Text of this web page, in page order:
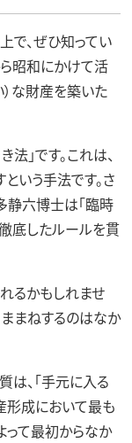
で、ぜひ知ってい
昭和にかけて活
な財産を築いた
」です。これは、
いう手法です。さ
静六博士は「臨時
底したルールを貫
るかもしれませ
まねするのはなか
、「手元に入る
形成において最も
って最初からなか